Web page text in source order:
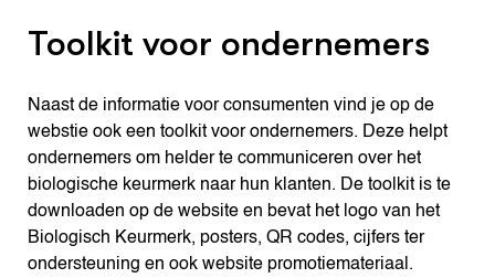
Toolkit voor ondernemers
Naast de informatie voor consumenten vind je op de
webstie ook een toolkit voor ondernemers. Deze helpt
ondernemers om helder te communiceren over het
biologische keurmerk naar hun klanten. De toolkit is te
downloaden op de website en bevat het logo van het
Biologisch Keurmerk, posters, QR codes, cijfers ter
ondersteuning en ook website promotiemateriaal.